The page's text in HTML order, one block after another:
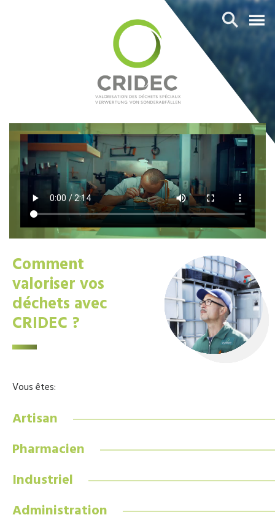
Comment
valoriser vos
déchets avec
CRIDEC ?
Vous êtes:
Artisan
Pharmacien
Industriel
Administration